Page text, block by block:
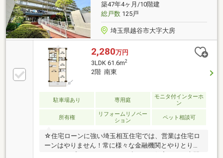
築47年4ヶ月/10階建
総戸数125戸
埼玉県越谷市大字大房
2,280万円
3LDK 61.6m2
2階 南東
駐車場あり 専用庭
モニタ付インターホ
ン
所有権
リフォームリノベー
ション
ペット相談可
☆住宅ローンに強い埼玉相互住宅では、営業は住宅ロ
ーンはやりません！常に様々な金融機関とやりとりを